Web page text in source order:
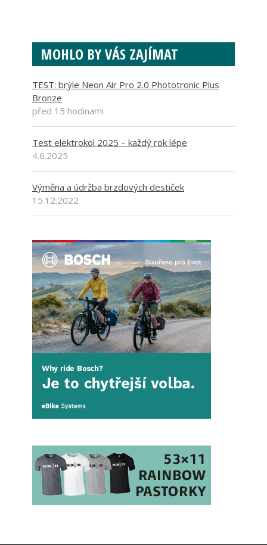
MOHLO BY VÁS ZAJÍMAT
TEST: brýle Neon Air Pro 2.0 Phototronic Plus
Bronze
před 15 hodinami
Test elektrokol 2025 – každý rok lépe
4.6.2025
Výměna a údržba brzdových destiček
15.12.2022